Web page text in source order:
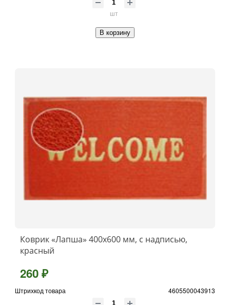
шт
В корзину
Коврик «Лапша» 400x600 мм, с надписью,
красный
260 ₽
Штрихкод товара 4605500043913